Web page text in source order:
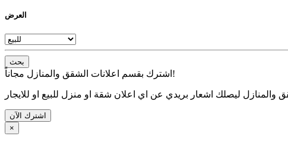
العرض
بحث
اشترك بقسم اعلانات الشقق والمنازل مجاناً!
ليصلك اشعار بريدي عن اي اعلان شقة او منزل للبيع او للايجار
اشترك الآن
×